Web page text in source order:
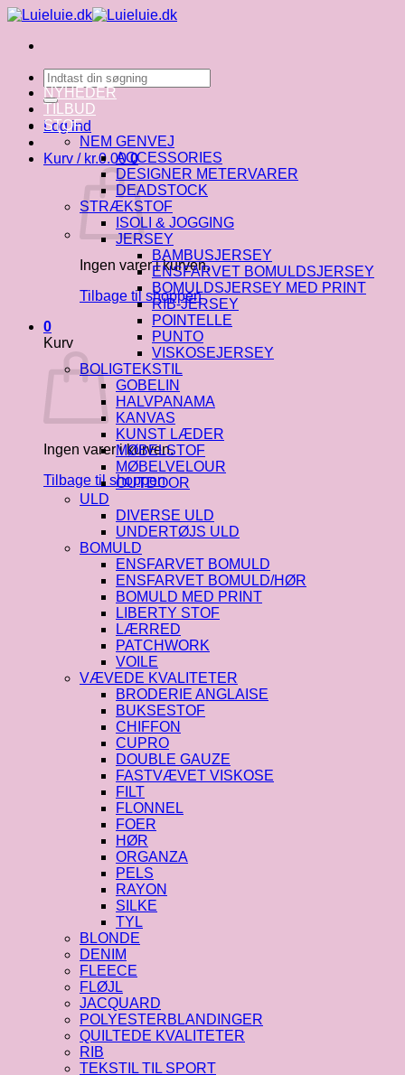
Fortsæt
indhold
Søg
efter:
Log ind
Kurv / kr.0.00 0
Ingen varer i kurven.
Tilbage til shoppen
0
Kurv
Ingen varer i kurven.
Tilbage til shoppen
NYHEDER
TILBUD
STOF
NEM GENVEJ
ACCESSORIES
DESIGNER METERVARER
DEADSTOCK
STRÆKSTOF
ISOLI & JOGGING
JERSEY
BAMBUSJERSEY
ENSFARVET BOMULDSJERSEY
BOMULDSJERSEY MED PRINT
RIB-JERSEY
POINTELLE
PUNTO
VISKOSEJERSEY
BOLIGTEKSTIL
GOBELIN
HALVPANAMA
KANVAS
KUNST LÆDER
MØBELSTOF
MØBELVELOUR
OUTDOOR
ULD
DIVERSE ULD
UNDERTØJS ULD
BOMULD
ENSFARVET BOMULD
ENSFARVET BOMULD/HØR
BOMULD MED PRINT
LIBERTY STOF
LÆRRED
PATCHWORK
VOILE
VÆVEDE KVALITETER
BRODERIE ANGLAISE
BUKSESTOF
CHIFFON
CUPRO
DOUBLE GAUZE
FASTVÆVET VISKOSE
FILT
FLONNEL
FOER
HØR
ORGANZA
PELS
RAYON
SILKE
TYL
BLONDE
DENIM
FLEECE
FLØJL
JACQUARD
POLYESTERBLANDINGER
QUILTEDE KVALITETER
RIB
TEKSTIL TIL SPORT